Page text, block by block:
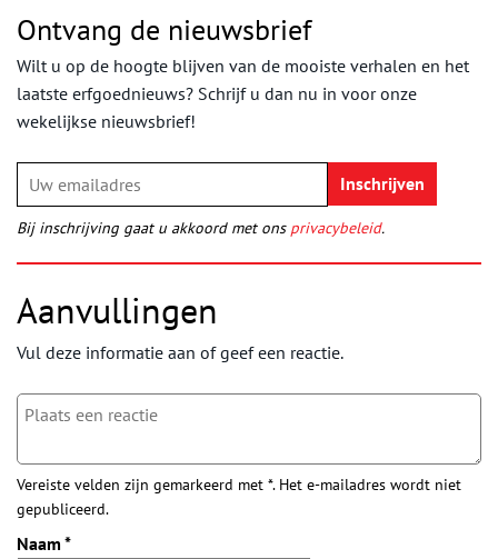
Ontvang de nieuwsbrief
Wilt u op de hoogte blijven van de mooiste verhalen en het
laatste erfgoednieuws? Schrijf u dan nu in voor onze
wekelijkse nieuwsbrief!
Bij inschrijving gaat u akkoord met ons privacybeleid.
Aanvullingen
Vul deze informatie aan of geef een reactie.
Vereiste velden zijn gemarkeerd met *. Het e-mailadres wordt niet
gepubliceerd.
Naam *